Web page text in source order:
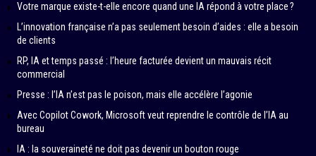
Votre marque existe-t-elle encore quand une IA répond à votre place ?
L’innovation française n’a pas seulement besoin d’aides : elle a besoin
de clients
RP, IA et temps passé : l’heure facturée devient un mauvais récit
commercial
Presse : l’IA n’est pas le poison, mais elle accélère l’agonie
Avec Copilot Cowork, Microsoft veut reprendre le contrôle de l’IA au
bureau
IA : la souveraineté ne doit pas devenir un bouton rouge